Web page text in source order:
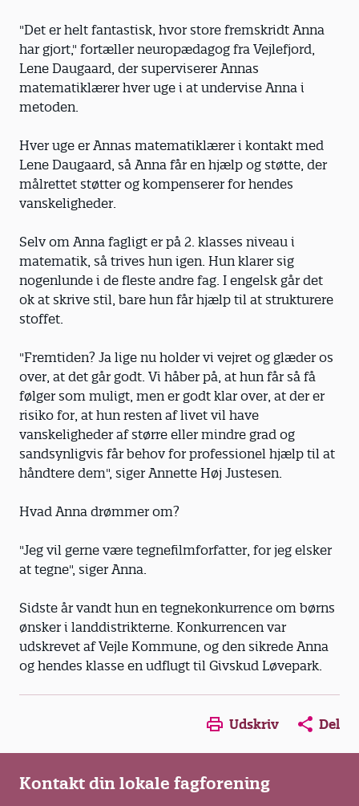
"Det er helt fantastisk, hvor store fremskridt Anna
har gjort," fortæller neuropædagog fra Vejlefjord,
Lene Daugaard, der superviserer Annas
matematiklærer hver uge i at undervise Anna i
metoden.
Hver uge er Annas matematiklærer i kontakt med
Lene Daugaard, så Anna får en hjælp og støtte, der
målrettet støtter og kompenserer for hendes
vanskeligheder.
Selv om Anna fagligt er på 2. klasses niveau i
matematik, så trives hun igen. Hun klarer sig
nogenlunde i de fleste andre fag. I engelsk går det
ok at skrive stil, bare hun får hjælp til at strukturere
stoffet.
"Fremtiden? Ja lige nu holder vi vejret og glæder os
over, at det går godt. Vi håber på, at hun får så få
følger som muligt, men er godt klar over, at der er
risiko for, at hun resten af livet vil have
vanskeligheder af større eller mindre grad og
sandsynligvis får behov for professionel hjælp til at
håndtere dem", siger Annette Høj Justesen.
Hvad Anna drømmer om?
"Jeg vil gerne være tegnefilmforfatter, for jeg elsker
at tegne", siger Anna.
Sidste år vandt hun en tegnekonkurrence om børns
ønsker i landdistrikterne. Konkurrencen var
udskrevet af Vejle Kommune, og den sikrede Anna
og hendes klasse en udflugt til Givskud Løvepark.
Opens in a new window
Opens in a new
Opens in
Udskriv Del
Kontakt din lokale fagforening